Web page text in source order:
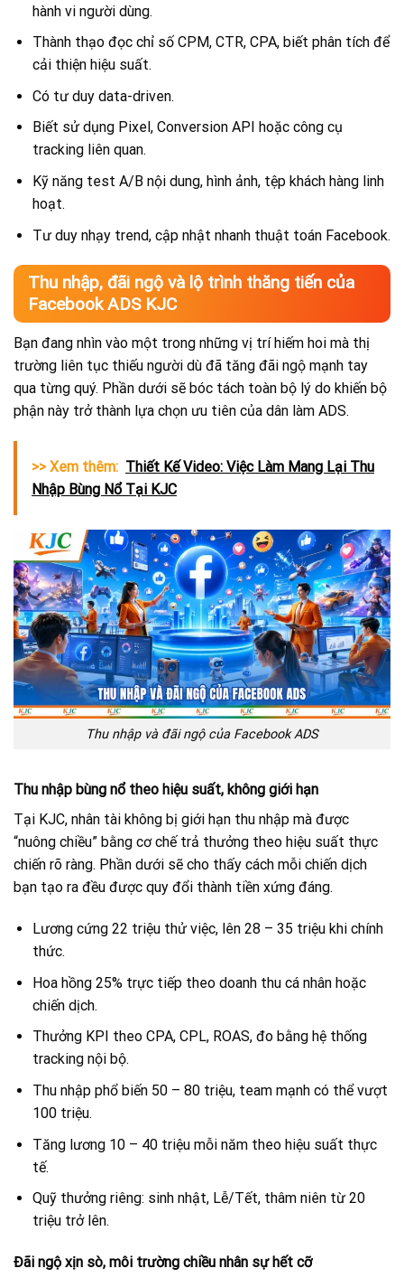
hành vi người dùng.
Thành thạo đọc chỉ số CPM, CTR, CPA, biết phân tích để
cải thiện hiệu suất.
Có tư duy data-driven.
Biết sử dụng Pixel, Conversion API hoặc công cụ
tracking liên quan.
Kỹ năng test A/B nội dung, hình ảnh, tệp khách hàng linh
hoạt.
Tư duy nhạy trend, cập nhật nhanh thuật toán Facebook.
Thu nhập, đãi ngộ và lộ trình thăng tiến của
Facebook ADS KJC
Bạn đang nhìn vào một trong những vị trí hiếm hoi mà thị
trường liên tục thiếu người dù đã tăng đãi ngộ mạnh tay
qua từng quý. Phần dưới sẽ bóc tách toàn bộ lý do khiến bộ
phận này trở thành lựa chọn ưu tiên của dân làm ADS.
>> Xem thêm: Thiết Kế Video: Việc Làm Mang Lại Thu
Nhập Bùng Nổ Tại KJC
Thu nhập và đãi ngộ của Facebook ADS
Thu nhập bùng nổ theo hiệu suất, không giới hạn
Tại KJC, nhân tài không bị giới hạn thu nhập mà được
“nuông chiều” bằng cơ chế trả thưởng theo hiệu suất thực
chiến rõ ràng. Phần dưới sẽ cho thấy cách mỗi chiến dịch
bạn tạo ra đều được quy đổi thành tiền xứng đáng.
Lương cứng 22 triệu thử việc, lên 28 – 35 triệu khi chính
thức.
Hoa hồng 25% trực tiếp theo doanh thu cá nhân hoặc
chiến dịch.
Thưởng KPI theo CPA, CPL, ROAS, đo bằng hệ thống
tracking nội bộ.
Thu nhập phổ biến 50 – 80 triệu, team mạnh có thể vượt
100 triệu.
Tăng lương 10 – 40 triệu mỗi năm theo hiệu suất thực
tế.
Quỹ thưởng riêng: sinh nhật, Lễ/Tết, thâm niên từ 20
triệu trở lên.
Đãi ngộ xịn sò, môi trường chiều nhân sự hết cỡ